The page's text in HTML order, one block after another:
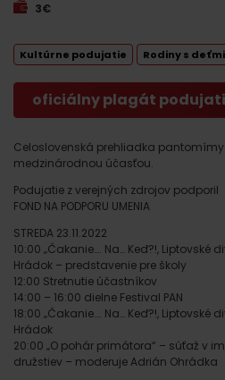
Celoslovenská prehliadka
medzinárodnou účasťou.
Podujatie z verejných zdrojov podporil
FOND NA PODPORU UMENIA
STREDA 23.11.2022
10:00 „Čakanie…. Na… Keď?!, Liptovské
Hrádok – predstavenie pre školy
12:00 Stretnutie účastníkov
14:00 – 16:00 dielne Festival PAN
18:00 „Čakanie…. Na… Keď?!, Liptovské
Hrádok
20:00 „O pohár primátora“ – súťaž v
družstiev – moderuje Adrián Ohrádka
3€
Rodiny s deťmi
Kultúrne podujatie
oficiálny plagát